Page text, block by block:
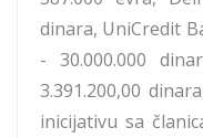
dinara, UniCredit
- 30.000.000
3.391.200,00
inicijativu sa